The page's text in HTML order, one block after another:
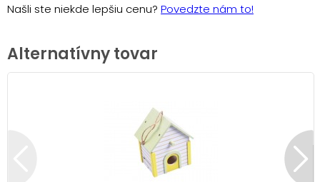
Našli ste niekde lepšiu cenu? Povedzte nám to!
Alternatívny tovar